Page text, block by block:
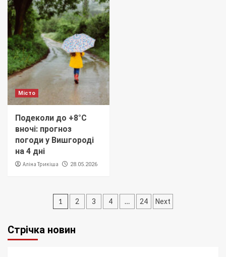
Місто
Подеколи до +8°C
вночі: прогноз
погоди у Вишгороді
на 4 дні
Аліна Трикіша 28.05.2026
Пагінація
1 2 3 4 … 24 Next
Стрічка новин